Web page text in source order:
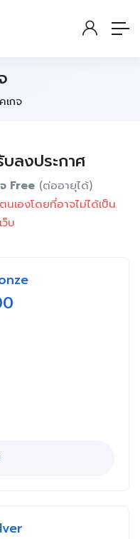
เกจ
ลงประกาศ
Free(ต่ออายุได้)
เองโดยที่อาจไม่ได้เป็น
บ